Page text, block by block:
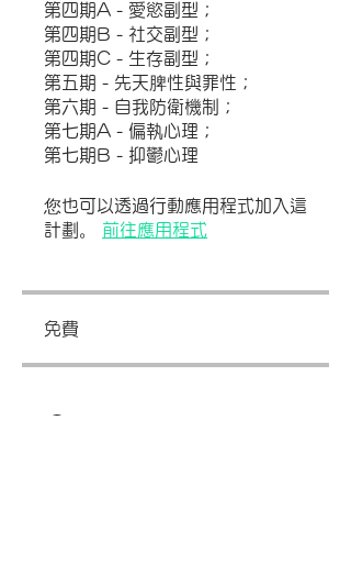
第四期A - 愛慾副型；
第四期B - 社交副型；
第四期C - 生存副型；
第五期 - 先天脾性與罪性；
第六期 - 自我防衛機制；
第七期A - 偏執心理；
第七期B - 抑鬱心理
您也可以透過行動應用程式加入這
計劃。
前往應用程式
免費